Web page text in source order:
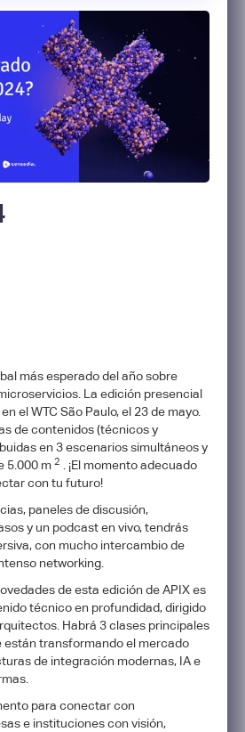
más esperado del año sobre
La edición presencial
el WTC São Paulo, el 23 de mayo.
de contenidos (técnicos y
en 3 escenarios simultáneos y
5.000 m 2
. ¡El momento adecuado
con tu futuro!
paneles de discusión,
y un podcast en vivo, tendrás
con mucho intercambio de
networking.
de esta edición de APIX es
técnico en profundidad, dirigido
Habrá 3 clases principales
están transformando el mercado
de integración modernas, IA e
para conectar con
e instituciones con visión,